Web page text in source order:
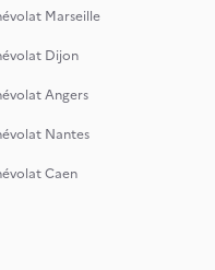
Marseille
Dijon
Angers
Nantes
Caen